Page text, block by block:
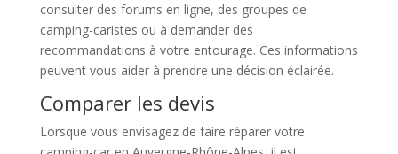
consulter des forums en ligne, des groupes de
camping-caristes ou à demander des
recommandations à votre entourage. Ces informations
peuvent vous aider à prendre une décision éclairée.
Comparer les devis
Lorsque vous envisagez de faire réparer votre